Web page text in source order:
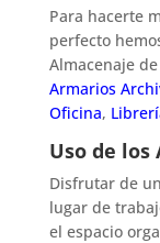
Para hacerte
perfecto
Almacenaje
Armarios
Oficina,
Uso de
Disfrutar de
lugar de
el espacio